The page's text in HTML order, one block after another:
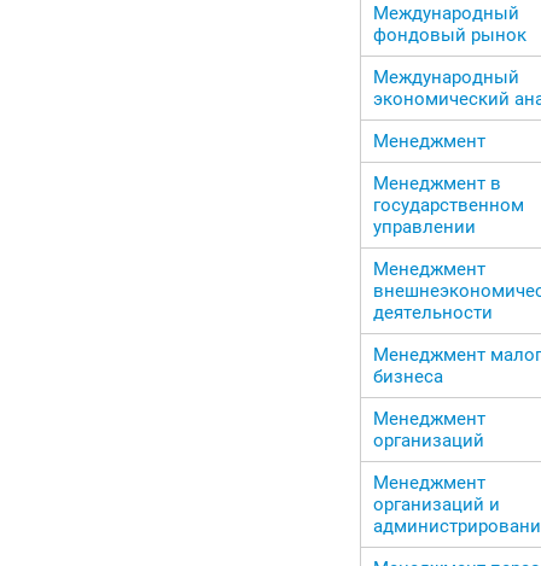
Международный
фондовый рынок
Международный
экономический
Менеджмент
Менеджмент в
государственном
управлении
Менеджмент
деятельности
Менеджмент
бизнеса
Менеджмент
организаций
Менеджмент
организаций и